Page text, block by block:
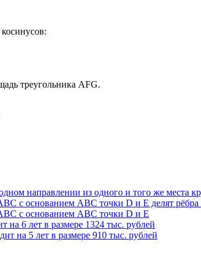
треугольника AFG.
направлении из одного и того же места
с основанием АВС точки D и E делят
с основанием АВС точки D и E
на 6 лет в размере 1324 тыс. рублей
на 5 лет в размере 910 тыс. рублей